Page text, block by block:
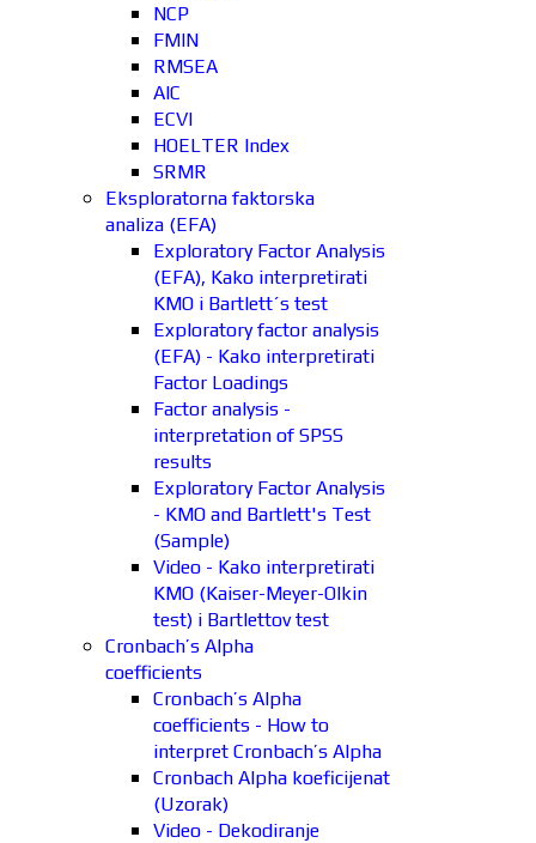
NCP
FMIN
RMSEA
AIC
ECVI
HOELTER Index
SRMR
Eksploratorna faktorska
analiza (EFA)
Exploratory Factor Analysis
(EFA), Kako interpretirati
KMO i Bartlett´s test
Exploratory factor analysis
(EFA) - Kako interpretirati
Factor Loadings
Factor analysis -
interpretation of SPSS
results
Exploratory Factor Analysis
- KMO and Bartlett's Test
(Sample)
Video - Kako interpretirati
KMO (Kaiser-Meyer-Olkin
test) i Bartlettov test
Cronbach’s Alpha
coefficients
Cronbach’s Alpha
coefficients - How to
interpret Cronbach’s Alpha
Cronbach Alpha koeficijenat
(Uzorak)
Video - Dekodiranje